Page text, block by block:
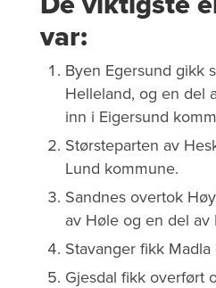
var:
Byen Egersund gikk
Helleland, og en del
inn i Eigersund
Størsteparten av
Lund kommune.
Sandnes overtok
av Høle og en del av
Stavanger fikk
Gjesdal fikk overført